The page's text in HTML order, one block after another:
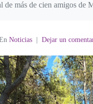
de más de cien amigos de
Noticias Dejar un